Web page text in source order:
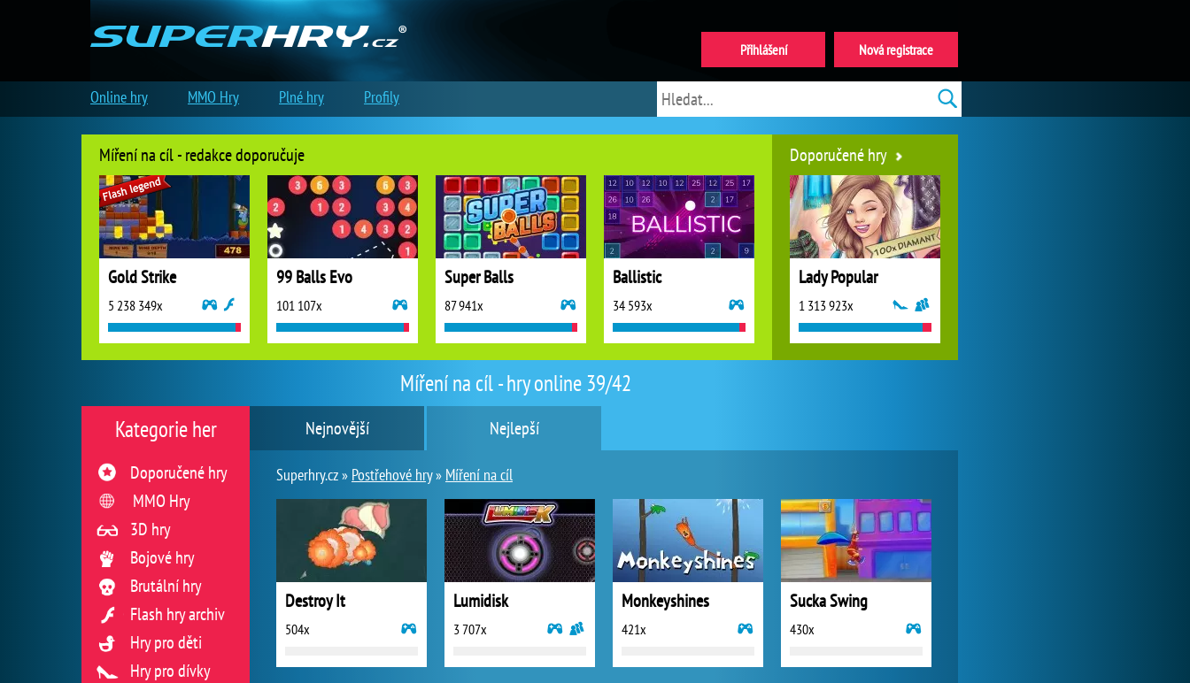
Míření na cíl - hry online 39/42
Nejnovější Nejlepší
Superhry.cz » Postřehové hry» Míření na cíl
Destroy It
504x
Lumidisk
3 707x
Monkeyshines
421x
Sucka Swing
430x
Kategorie her
Doporučené hry
MMO Hry
3D hry
Bojové hry
Brutální hry
Flash hry archiv
Hry pro děti
Hry pro dívky
Míření na cíl - redakce doporučuje
Gold Strike
5 238 349x
99 Balls Evo
101 107x
Super Balls
87 941x
Ballistic
34 593x
Doporučené hry
Lady Popular
1 313 923x
Nová registrace
Přihlášení
Online hry MMO Hry Plné hry Profily